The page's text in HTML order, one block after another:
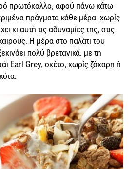
πρωτόκολλο, αφού πάνω κάτω
πράγματα κάθε μέρα, χωρίς
κι αυτή τις αδυναμίες της, στις
Η μέρα στο παλάτι του
πολύ βρετανικά, με τη
Earl Grey, σκέτο, χωρίς ζάχαρη ή